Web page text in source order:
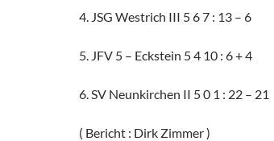
4. JSG Westrich III 5 6 7 : 13 – 6
5. JFV 5 – Eckstein 5 4 10 : 6 + 4
6. SV Neunkirchen II 5 0 1 : 22 – 21
( Bericht : Dirk Zimmer )